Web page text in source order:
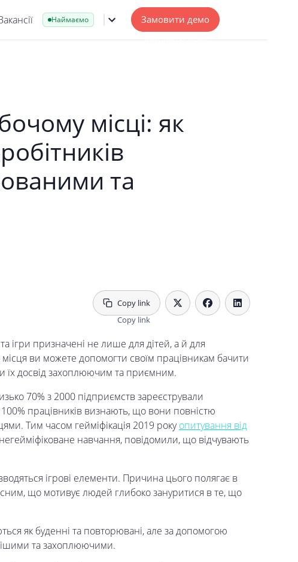
Наймаємо Замовити демо
місці: як
та
Copy link
ігри призначені не лише для дітей, а й для
місця ви можете допомогти своїм працівникам бачити
їх досвід захоплюючим та приємним.
70% з 2000 підприємств зареєстрували
працівників визнають, що вони повністю
Тим часом гейміфікація 2019 рокуопитування від
навчання, повідомили, що відчувають
ігрові елементи. Причина цього полягає в
що мотивує людей глибоко зануритися в те, що
як буденні та повторювані, але за допомогою
та захоплюючими.